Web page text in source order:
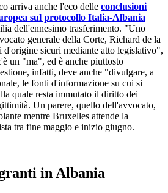
arriva anche l'eco delle conclusioni
sul protocollo Italia-Albania
dell'ennesimo trasferimento. "Uno
generale della Corte, Richard de la
d'origine sicuri mediante atto legislativo",
un "ma", ed è anche piuttosto
infatti, deve anche "divulgare, a
le fonti d'informazione su cui si
quale resta immutato il diritto dei
Un parere, quello dell'avvocato,
mentre Bruxelles attende la
tra fine maggio e inizio giugno.
in Albania